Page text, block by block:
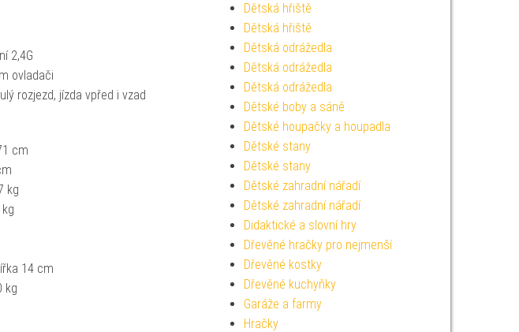
2,4G
ovladači
rozjezd, jízda vpřed i vzad
cm
kg
14 cm
kg
Dětská hřiště
Dětská hřiště
Dětská odrážedla
Dětská odrážedla
Dětská odrážedla
Dětské boby a sáně
Dětské houpačky a houpadla
Dětské stany
Dětské stany
Dětské zahradní nářadí
Dětské zahradní nářadí
Didaktické a slovní hry
Dřevěné hračky pro nejmenší
Dřevěné kostky
Dřevěné kuchyňky
Garáže a farmy
Hračky